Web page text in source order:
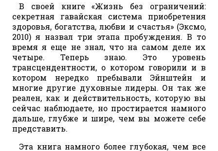
В своей книге «Жизнь без ограничений:
секретная гавайская система приобретения
здоровья, богатства, любви и счастья» (Эксмо,
2010) я назвал три этапа пробуждения. В то
время я еще не знал, что на самом деле их
четыре. Теперь знаю. Это уровень
трансцендентности, о котором говорили и в
котором нередко пребывали Эйнштейн и
многие другие духовные лидеры. Он так же
реален, как и действительность, которую вы
сейчас наблюдаете, но простирается намного
дальше, глубже и шире, чем вы можете себе
представить.
Эта книга намного более глубокая, чем все